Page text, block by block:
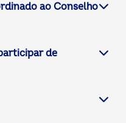
ao Conselho
de